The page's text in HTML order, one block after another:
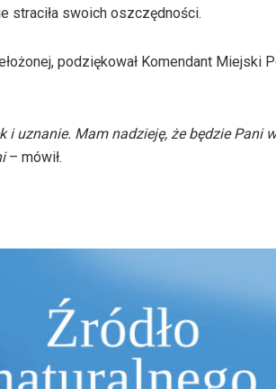
straciła swoich oszczędności.
podziękował Komendant Miejski
uznanie. Mam nadzieję, że będzie Pani
– mówił.